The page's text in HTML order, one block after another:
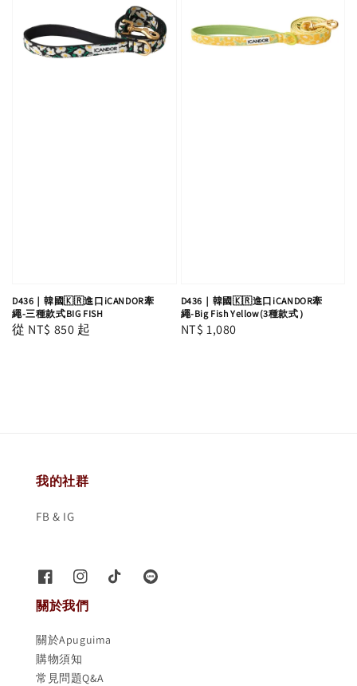
D436｜韓國🇰🇷進口iCANDOR牽
繩-三種款式BIG FISH
Regular
從 NT$ 850 起
D436｜韓國🇰🇷進口iCANDOR牽
繩-Big Fish Yellow(3種款式）
Regular
NT$ 1,080
我的社群
FB & IG
關於我們
關於Apuguima
購物須知
常見問題Q&A